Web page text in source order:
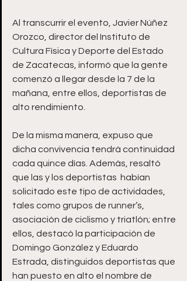
Al transcurrir el evento, Javier Núñez
Orozco, director del Instituto de
Cultura Física y Deporte del Estado
de Zacatecas, informó que la gente
comenzó a llegar desde la 7 de la
mañana, entre ellos, deportistas de
alto rendimiento.
De la misma manera, expuso que
dicha convivencia tendrá continuidad
cada quince días. Además, resaltó
que las y los deportistas  habían
solicitado este tipo de actividades,
tales como grupos de runner’s,
asociación de ciclismo y triatlón; entre
ellos, destacó la participación de
Domingo González y Eduardo
Estrada, distinguidos deportistas que
han puesto en alto el nombre de